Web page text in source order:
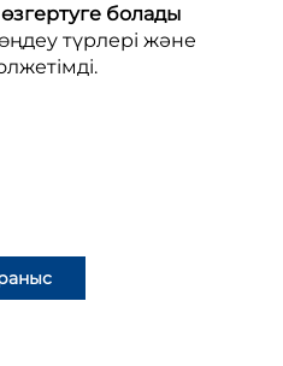
болады
түрлері және